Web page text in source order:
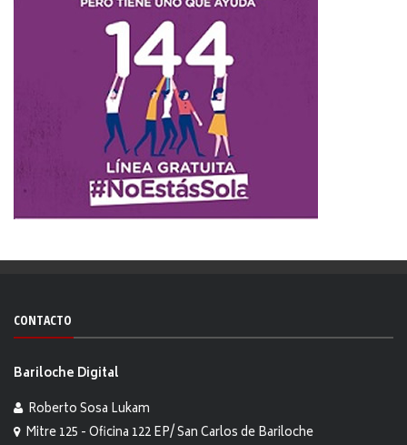
CONTACTO
Bariloche Digital
Roberto Sosa Lukam
Mitre 125 - Oficina 122 EP/ San Carlos de Bariloche